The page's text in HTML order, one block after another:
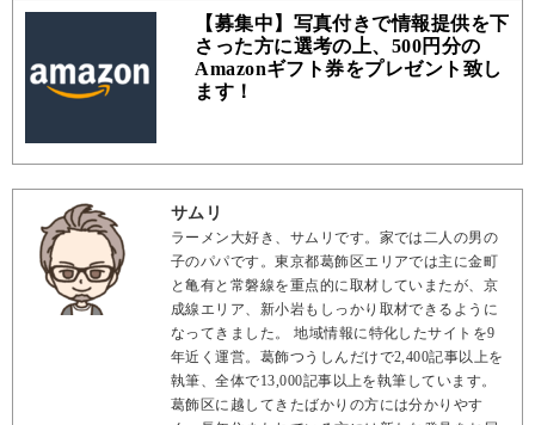
【募集中】写真付きで情報提供を下
さった方に選考の上、500円分の
Amazonギフト券をプレゼント致し
ます！
サムリ
ラーメン大好き、サムリです。家では二人の男の
子のパパです。東京都葛飾区エリアでは主に金町
と亀有と常磐線を重点的に取材していまたが、京
成線エリア、新小岩もしっかり取材できるように
なってきました。 地域情報に特化したサイトを9
年近く運営。葛飾つうしんだけで2,400記事以上を
執筆、全体で13,000記事以上を執筆しています。
葛飾区に越してきたばかりの方には分かりやす